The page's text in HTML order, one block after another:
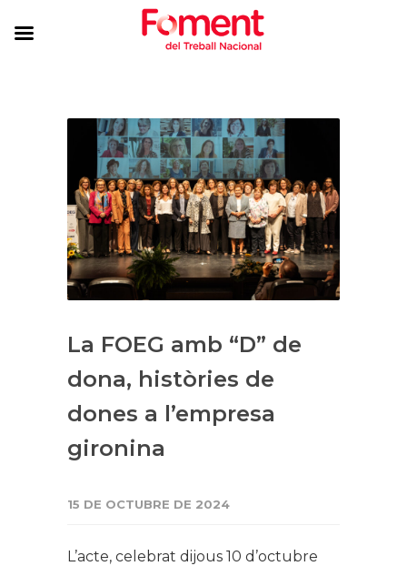
La FOEG amb “D” de
dona, històries de
dones a l’empresa
gironina
15 DE OCTUBRE DE 2024
L’acte, celebrat dijous 10 d’octubre